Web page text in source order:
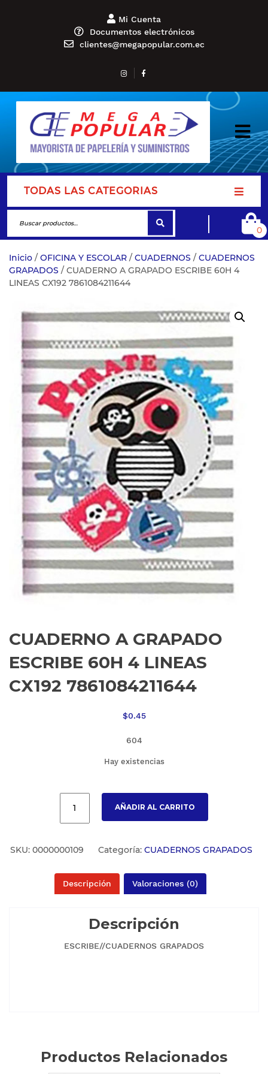
Mi Cuenta
Documentos electrónicos
clientes@megapopular.com.ec
TODAS LAS CATEGORIAS
0
Inicio / OFICINA Y ESCOLAR / CUADERNOS / CUADERNOS
GRAPADOS / CUADERNO A GRAPADO ESCRIBE 60H 4
LINEAS CX192 7861084211644
CUADERNO A GRAPADO
ESCRIBE 60H 4 LINEAS
CX192 7861084211644
$0.45
604
Hay existencias
AÑADIR AL CARRITO
SKU: 0000000109 Categoría: CUADERNOS GRAPADOS
Descripción Valoraciones (0)
Descripción
ESCRIBE//CUADERNOS GRAPADOS
Productos Relacionados